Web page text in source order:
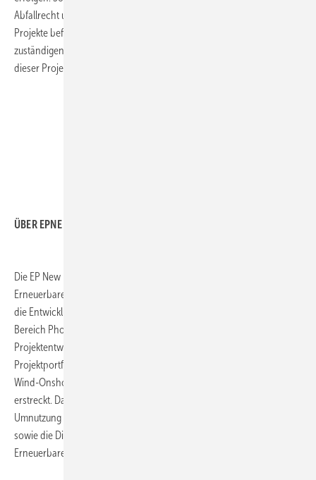
Abfallrecht und wieder andere nach BImSchG genehmigt. Einige
Projekte befinden sich hingegen im Bauleitplanverfahren der
zuständigen Standortgemeinden. Mit den ersten Inbetriebnahmen
dieser Projekte ist ab dem Frühjahr 2023 zu rechnen. (nw)
ÜBER EPNE
Die EP New Energies ist das 2019 gegründete Kompetenzzentrum für
Erneuerbare Energien der EPH-Gruppe und bündelt Know-how für
die Entwicklung und den Bau von Erneuerbaren Energieanlagen im
Bereich Photovoltaik und Onshore-Windenergie. Als
Projektentwicklerin bearbeitet das junge Unternehmen ein
Projektportfolio von über 4 GW, das sich über die Technologien
Wind-Onshore, Freiflächen-PV, Floating-PV sowie Hybridprojekte
erstreckt. Dabei werden auch innovative Ansätze, wie z.B. die
Umnutzung bestehender Netzinfrastruktur, Eigenversorgungsmodelle
sowie die Direktanbindung von Industrieunternehmen an
Erneuerbare Erzeugungsanlagen verfolgt.